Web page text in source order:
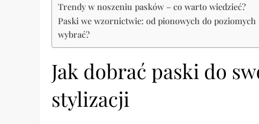
Trendy w noszeniu pasków – co warto wiedzieć?
Paski we wzornictwie: od pionowych do
wybrać?
Jak dobrać paski do
stylizacji